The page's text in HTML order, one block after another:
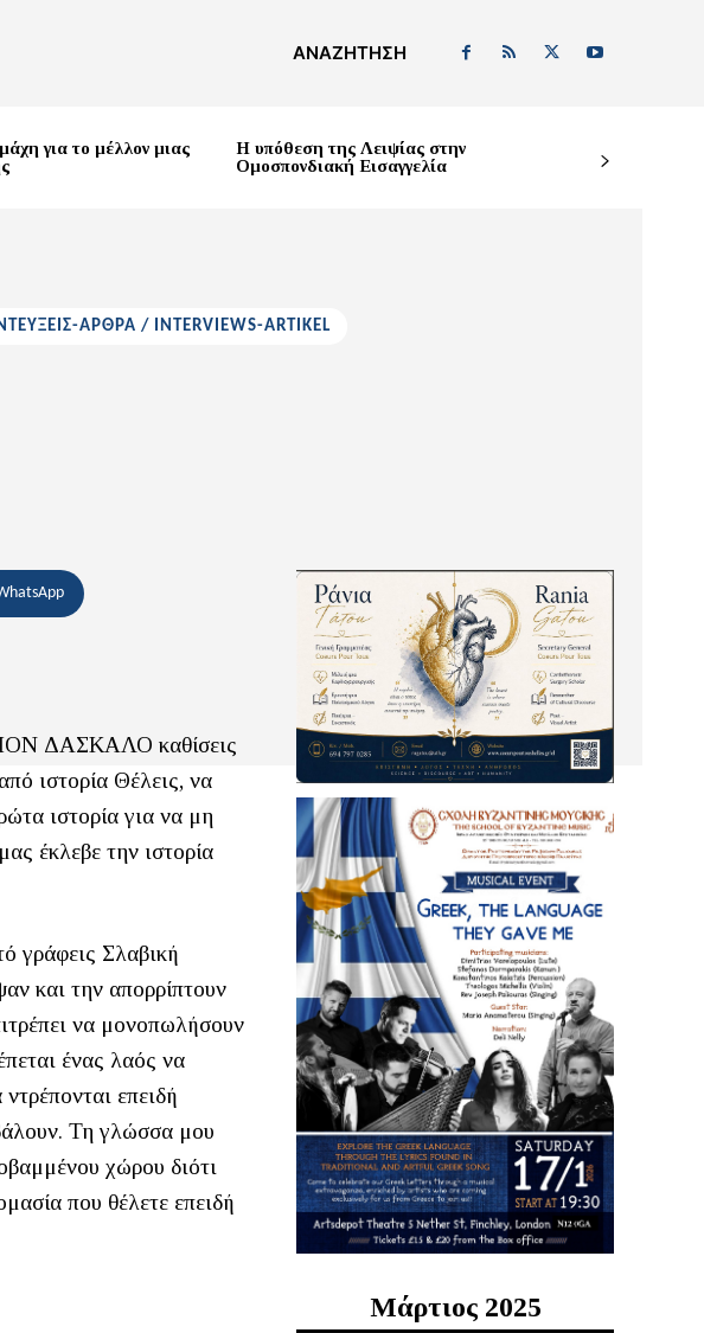
ΑΝΑΖΉΤΗΣΗ
για το μέλλον μιας
Η υπόθεση της Λειψίας στην
Ομοσπονδιακή Εισαγγελία
ΑΡΘΡΑ / INTERVIEWS-ARTIKEL
ΔΑΣΚΑΛΟ καθίσεις
ιστορία Θέλεις, να
ιστορία για να μη
έκλεβε την ιστορία
γράφεις Σλαβική
και την απορρίπτουν
να μονοπωλήσουν
ένας λαός να
επειδή
Τη γλώσσα μου
χώρου διότι
που θέλετε επειδή
Μάρτιος 2025